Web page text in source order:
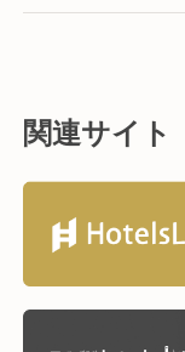
関連サイト